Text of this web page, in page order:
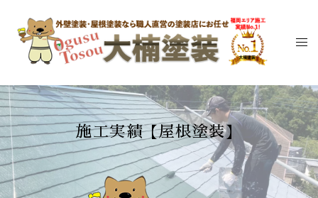
施工実績【屋根塗装】